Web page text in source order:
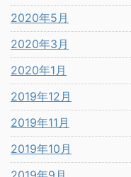
2020年5月
2020年3月
2020年1月
2019年12月
2019年11月
2019年10月